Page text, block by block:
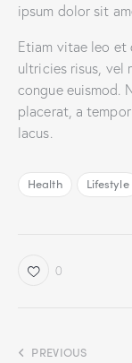
ipsum dolor sit
Etiam vitae leo et
ultricies risus, vel
congue euismod.
placerat, a
lacus.
Health Lifestyle
0
PREVIOUS